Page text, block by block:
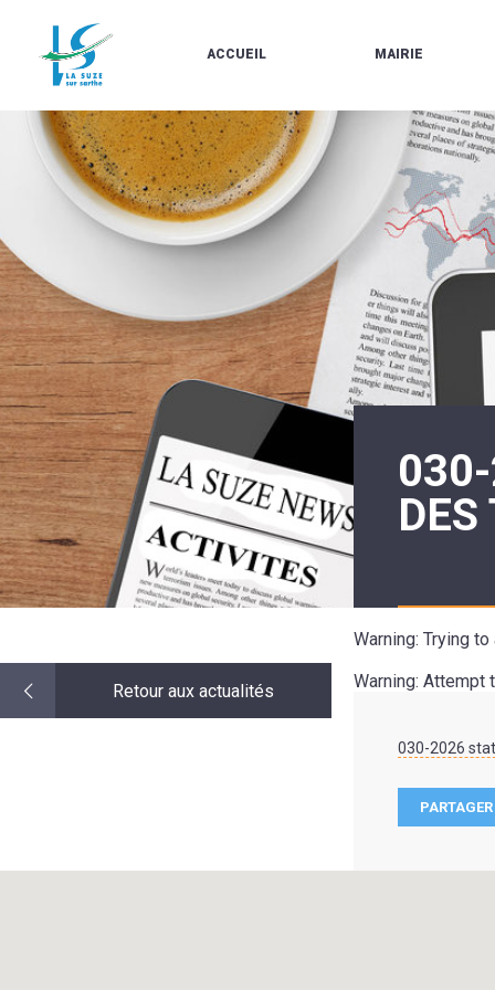
ACCUEIL
LE
MARCHÉ
À
PROPOS
DE
LA
SUZE
BULLETINS
LA
SUZE
AU
DÉBUT
SIÈCLE
MAIRIE
LES
ÉLUS
HORAIRES
URBANISME/PLU
LIGNE
CARTES
D'IDENTITÉ-
PASSEPORTS
RÉUNIONS
CONSEIL
MUNICIPAL
DÉCISIONS
MAIRE
LE
MOT
LA
/
Retour aux actualités
Warning: Trying
Warning: Attempt
DES
030-2026